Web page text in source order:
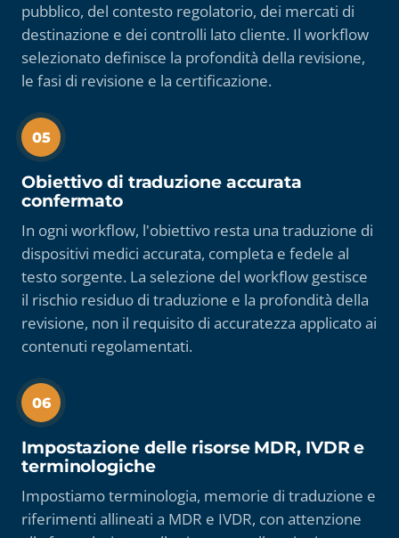
pubblico, del contesto regolatorio, dei mercati di
destinazione e dei controlli lato cliente. Il workflow
selezionato definisce la profondità della revisione,
le fasi di revisione e la certificazione.
05
Obiettivo di traduzione accurata
confermato
In ogni workflow, l'obiettivo resta una traduzione di
dispositivi medici accurata, completa e fedele al
testo sorgente. La selezione del workflow gestisce
il rischio residuo di traduzione e la profondità della
revisione, non il requisito di accuratezza applicato ai
contenuti regolamentati.
06
Impostazione delle risorse MDR, IVDR e
terminologiche
Impostiamo terminologia, memorie di traduzione e
riferimenti allineati a MDR e IVDR, con attenzione